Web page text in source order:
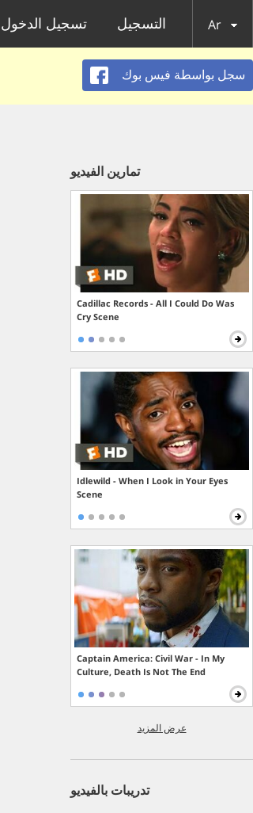
تسجيل الدخول التسجيل Ar
سجل بواسطة فيس بوك
تمارين الفيديو
Cadillac Records - All I Could Do Was
Cry Scene
Idlewild - When I Look in Your Eyes
Scene
Captain America: Civil War - In My
Culture, Death Is Not The End
عرض المزيد
تدريبات بالفيديو